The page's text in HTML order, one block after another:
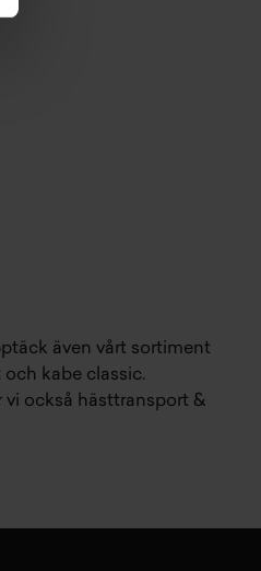
även vårt sortiment
och kabe classic.
vi också hästtransport &